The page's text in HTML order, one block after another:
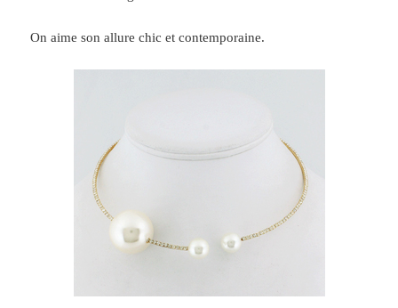
On aime son allure chic et contemporaine.